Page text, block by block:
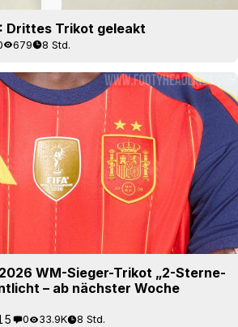
Drittes Trikot geleakt
679 8 Std.
WM-Sieger-Trikot „2-Sterne-
– ab nächster Woche
0 33.9K 8 Std.